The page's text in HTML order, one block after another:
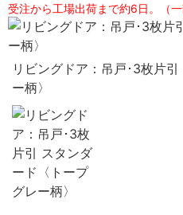
受注から工場出荷まで約6日。（一
リビングドア：吊戸･3枚片
ー柄〉